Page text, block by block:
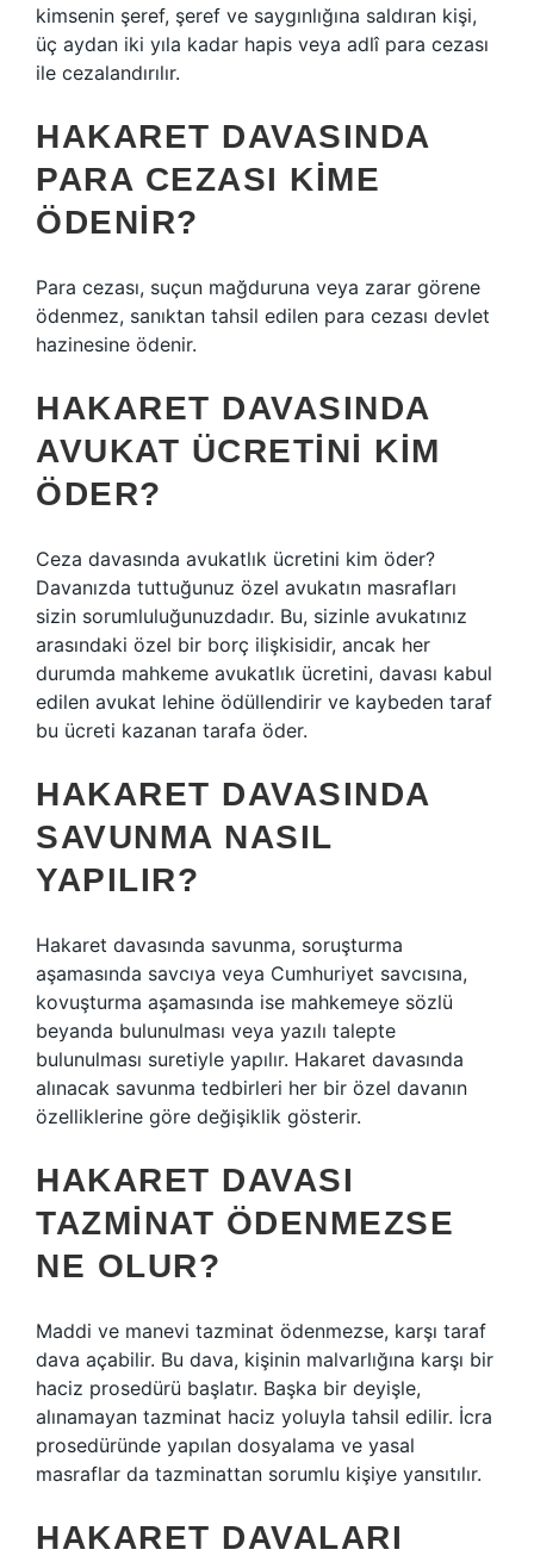
kimsenin şeref, şeref ve saygınlığına saldıran kişi,
üç aydan iki yıla kadar hapis veya adlî para cezası
ile cezalandırılır.
HAKARET DAVASINDA
PARA CEZASI KIME
ÖDENIR?
Para cezası, suçun mağduruna veya zarar görene
ödenmez, sanıktan tahsil edilen para cezası devlet
hazinesine ödenir.
HAKARET DAVASINDA
AVUKAT ÜCRETINI KIM
ÖDER?
Ceza davasında avukatlık ücretini kim öder?
Davanızda tuttuğunuz özel avukatın masrafları
sizin sorumluluğunuzdadır. Bu, sizinle avukatınız
arasındaki özel bir borç ilişkisidir, ancak her
durumda mahkeme avukatlık ücretini, davası kabul
edilen avukat lehine ödüllendirir ve kaybeden taraf
bu ücreti kazanan tarafa öder.
HAKARET DAVASINDA
SAVUNMA NASIL
YAPILIR?
Hakaret davasında savunma, soruşturma
aşamasında savcıya veya Cumhuriyet savcısına,
kovuşturma aşamasında ise mahkemeye sözlü
beyanda bulunulması veya yazılı talepte
bulunulması suretiyle yapılır. Hakaret davasında
alınacak savunma tedbirleri her bir özel davanın
özelliklerine göre değişiklik gösterir.
HAKARET DAVASI
TAZMINAT ÖDENMEZSE
NE OLUR?
Maddi ve manevi tazminat ödenmezse, karşı taraf
dava açabilir. Bu dava, kişinin malvarlığına karşı bir
haciz prosedürü başlatır. Başka bir deyişle,
alınamayan tazminat haciz yoluyla tahsil edilir. İcra
prosedüründe yapılan dosyalama ve yasal
masraflar da tazminattan sorumlu kişiye yansıtılır.
HAKARET DAVALARI